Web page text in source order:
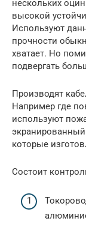
нескольких
высокой
Используют
прочности
хватает. Но
подвергать
Производят
Например где
используют
которые
Состоит